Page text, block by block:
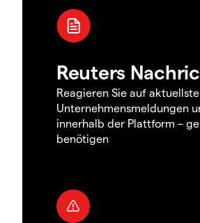
Reuters
Reagieren Sie auf aktuellste
Unternehmensmeldungen
innerhalb der Plattform –
benötigen